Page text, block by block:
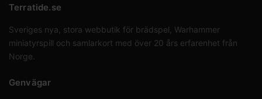
Terratide.se
Sveriges nya, stora webbutik för brädspel, Warhammer
miniatyrspill och samlarkort med över 20 års erfarenhet från
Norge.
Genvägar